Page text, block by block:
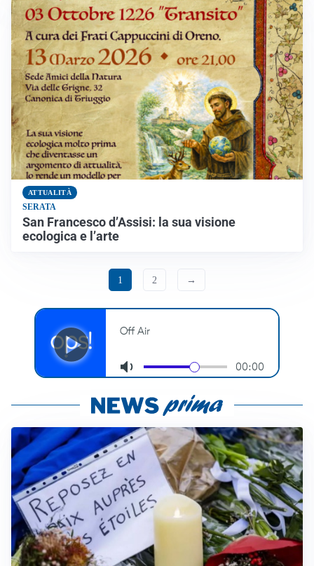
ATTUALITÀ
SERATA
San Francesco d’Assisi: la sua visione
ecologica e l’arte
1 2 →